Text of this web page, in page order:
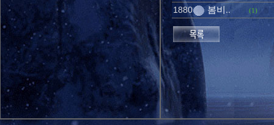
1880 봄비.. (1)